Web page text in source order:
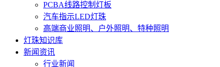
PCBA线路控制灯板
汽车指示LED灯珠
高端商业照明、户外照明、特种照明
灯珠知识库
新闻资讯
行业新闻